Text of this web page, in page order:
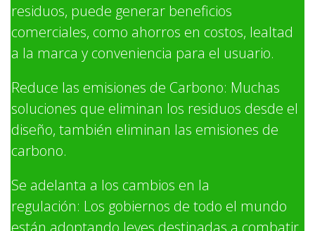
residuos, puede generar beneficios
comerciales, como ahorros en costos, lealtad
a la marca y conveniencia para el usuario.
Reduce las emisiones de Carbono: Muchas
soluciones que eliminan los residuos desde el
diseño, también eliminan las emisiones de
carbono.
Se adelanta a los cambios en la
regulación: Los gobiernos de todo el mundo
están adoptando leyes destinadas a combatir